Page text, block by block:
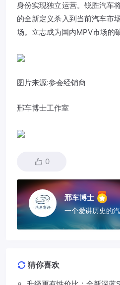
身份实现独立运营。锐胜汽车
的全新定义杀入到当前汽车市
场。立志成为国内MPV市场的
图片来源:参会经销商
邢车博士工作室
0
邢车博士
一个爱讲历史的
猜你喜欢